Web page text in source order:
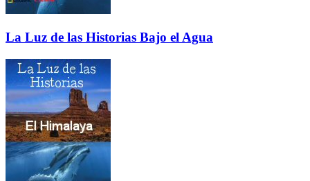
La Luz de las Historias Bajo el Agua